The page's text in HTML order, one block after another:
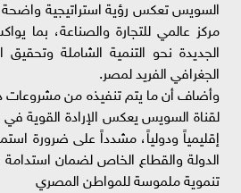
السويس تعكس رؤية استراتيجية
مركز عالمي للتجارة والصناعة، بما
الجديدة نحو التنمية الشاملة وتحقيق
الجغرافي الفريد لمصر.
وأضاف أن ما يتم تنفيذه من مشروعات
لقناة السويس يعكس الإرادة القوية
إقليمياً ودولياً، مشدداً على ضرورة
الدولة والقطاع الخاص لضمان
تنموية ملموسة للمواطن المصري